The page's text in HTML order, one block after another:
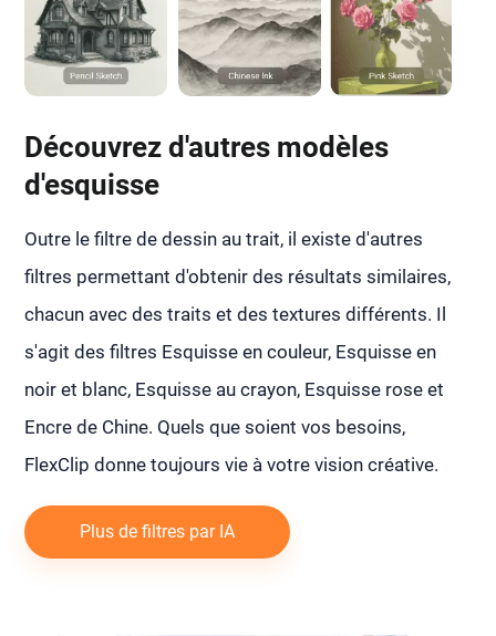
Découvrez d'autres modèles
d'esquisse
Outre le filtre de dessin au trait, il existe d'autres
filtres permettant d'obtenir des résultats similaires,
chacun avec des traits et des textures différents. Il
s'agit des filtres Esquisse en couleur, Esquisse en
noir et blanc, Esquisse au crayon, Esquisse rose et
Encre de Chine. Quels que soient vos besoins,
FlexClip donne toujours vie à votre vision créative.
Plus de filtres par IA